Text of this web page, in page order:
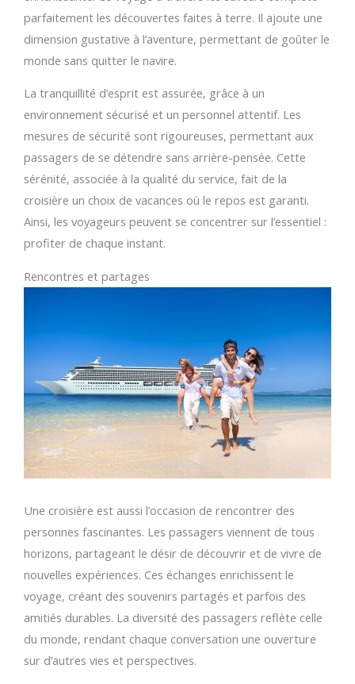
parfaitement les découvertes faites à terre. Il ajoute une
dimension gustative à l’aventure, permettant de goûter le
monde sans quitter le navire.
La tranquillité d’esprit est assurée, grâce à un
environnement sécurisé et un personnel attentif. Les
mesures de sécurité sont rigoureuses, permettant aux
passagers de se détendre sans arrière-pensée. Cette
sérénité, associée à la qualité du service, fait de la
croisière un choix de vacances où le repos est garanti.
Ainsi, les voyageurs peuvent se concentrer sur l’essentiel :
profiter de chaque instant.
Rencontres et partages
Une croisière est aussi l’occasion de rencontrer des
personnes fascinantes. Les passagers viennent de tous
horizons, partageant le désir de découvrir et de vivre de
nouvelles expériences. Ces échanges enrichissent le
voyage, créant des souvenirs partagés et parfois des
amitiés durables. La diversité des passagers reflète celle
du monde, rendant chaque conversation une ouverture
sur d’autres vies et perspectives.